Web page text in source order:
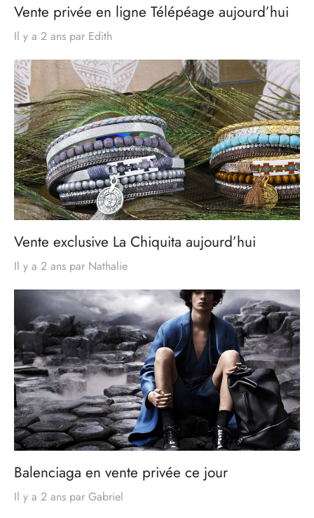
Vente privée en ligne Télépéage aujourd’hui
Il y a 2 ans par Edith
Vente exclusive La Chiquita aujourd’hui
Il y a 2 ans par Nathalie
Balenciaga en vente privée ce jour
Il y a 2 ans par Gabriel